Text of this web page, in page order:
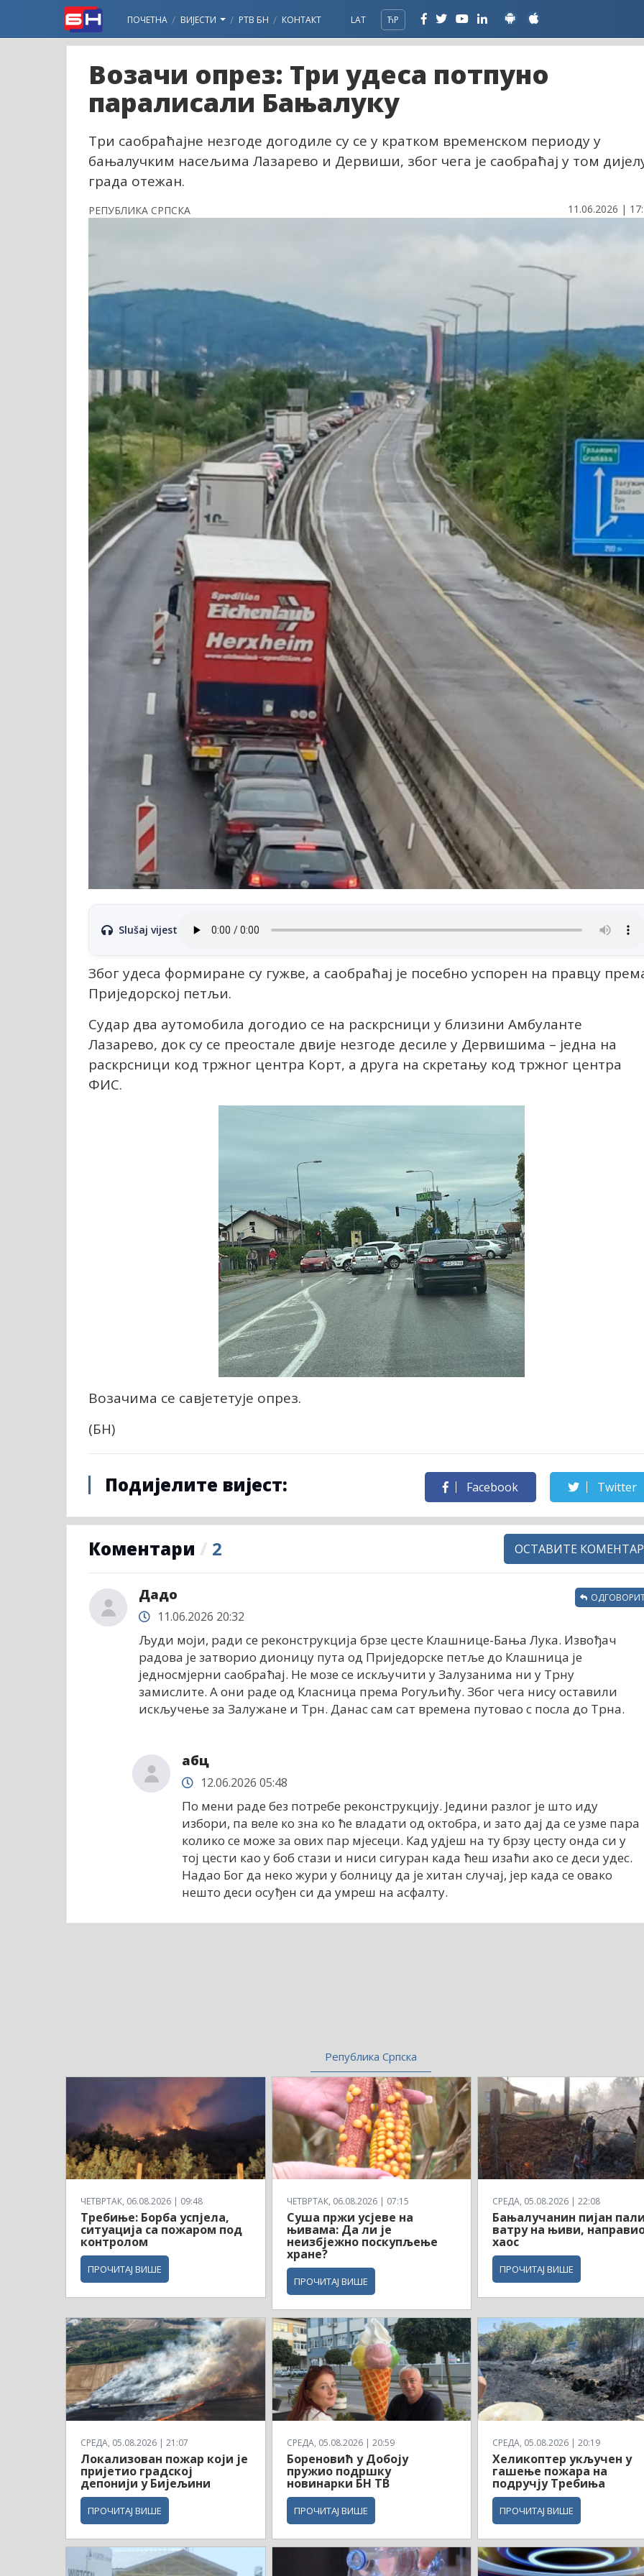
ПОЧЕТНА ВИЈЕСТИ РТВ БН КОНТАКТ LAT ЋР
Возачи опрез: Три удеса потпуно
паралисали Бањалуку
Три саобраћајне незгоде догодиле су се у кратком временском периоду у
бањалучким насељима Лазарево и Дервиши, због чега је саобраћај у том
града отежан.
РЕПУБЛИКА СРПСКА 11.06.2026 |
Slušaj vijest
Због удеса формиране су гужве, а саобраћај је посебно успорен на правцу
Приједорској петљи.
Судар два аутомобила догодио се на раскрсници у близини Амбуланте
Лазарево, док су се преостале двије незгоде десиле у Дервишима – једна на
раскрсници код тржног центра Корт, а друга на скретању код тржног центра
ФИС.
Возачима се савјететује опрез.
(БН)
Подијелите вијест: Facebook Twitter
Коментари / 2 ОСТАВИТЕ КОМЕНТАР
Дадо
11.06.2026 20:32
Људи моји, ради се реконструкција брзе цесте Клашнице-Бања Лука. Извођач
радова је затворио дионицу пута од Приједорске петље до Клашница је
једносмјерни саобраћај. Не мозе се искључити у Залузанима ни у Трну
замислите. А они раде од Класница према Рогуљићу. Због чега нису оставили
искључење за Залужане и Трн. Данас сам сат времена путовао с посла до Трна.
абц
12.06.2026 05:48
По мени раде без потребе реконструкцију. Једини разлог је што иду
избори, па веле ко зна ко ће владати од октобра, и зато дај да се узме пара
колико се може за ових пар мјесеци. Кад удјеш на ту брзу цесту онда си у
тој цести као у боб стази и ниси сигуран када ћеш изаћи ако се деси удес.
Надао Бог да неко жури у болницу да је хитан случај, јер када се овако
нешто деси осуђен си да умреш на асфалту.
Република Српска
ЧЕТВРТАК, 06.08.2026 | 09:48
Требиње: Борба успјела,
ситуација са пожаром под
контролом
ПРОЧИТАЈ ВИШЕ
ЧЕТВРТАК, 06.08.2026 | 07:15
Суша пржи усјеве на
њивама: Да ли је
неизбјежно поскупљење
хране?
ПРОЧИТАЈ ВИШЕ
СРЕДА, 05.08.2026 | 22:08
Бањалучанин пијан
ватру на њиви,
хаос
ПРОЧИТАЈ ВИШЕ
СРЕДА, 05.08.2026 | 21:07
Локализован пожар који је
пријетио градској
депонији у Бијељини
ПРОЧИТАЈ ВИШЕ
СРЕДА, 05.08.2026 | 20:59
Бореновић у Добоју
пружио подршку
новинарки БН ТВ
ПРОЧИТАЈ ВИШЕ
СРЕДА, 05.08.2026 | 20:19
Хеликоптер укључен у
гашење пожара на
подручју Требиња
ПРОЧИТАЈ ВИШЕ